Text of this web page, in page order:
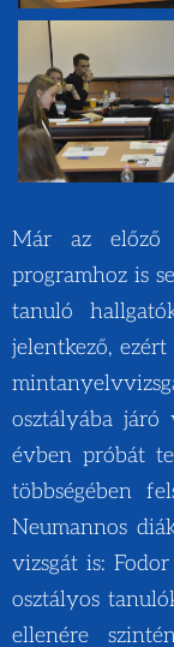
Már az előző
programhoz is
tanuló
jelentkező,
osztályába
évben próbát
többségében
Neumannos
vizsgát is:
osztályos
ellenére